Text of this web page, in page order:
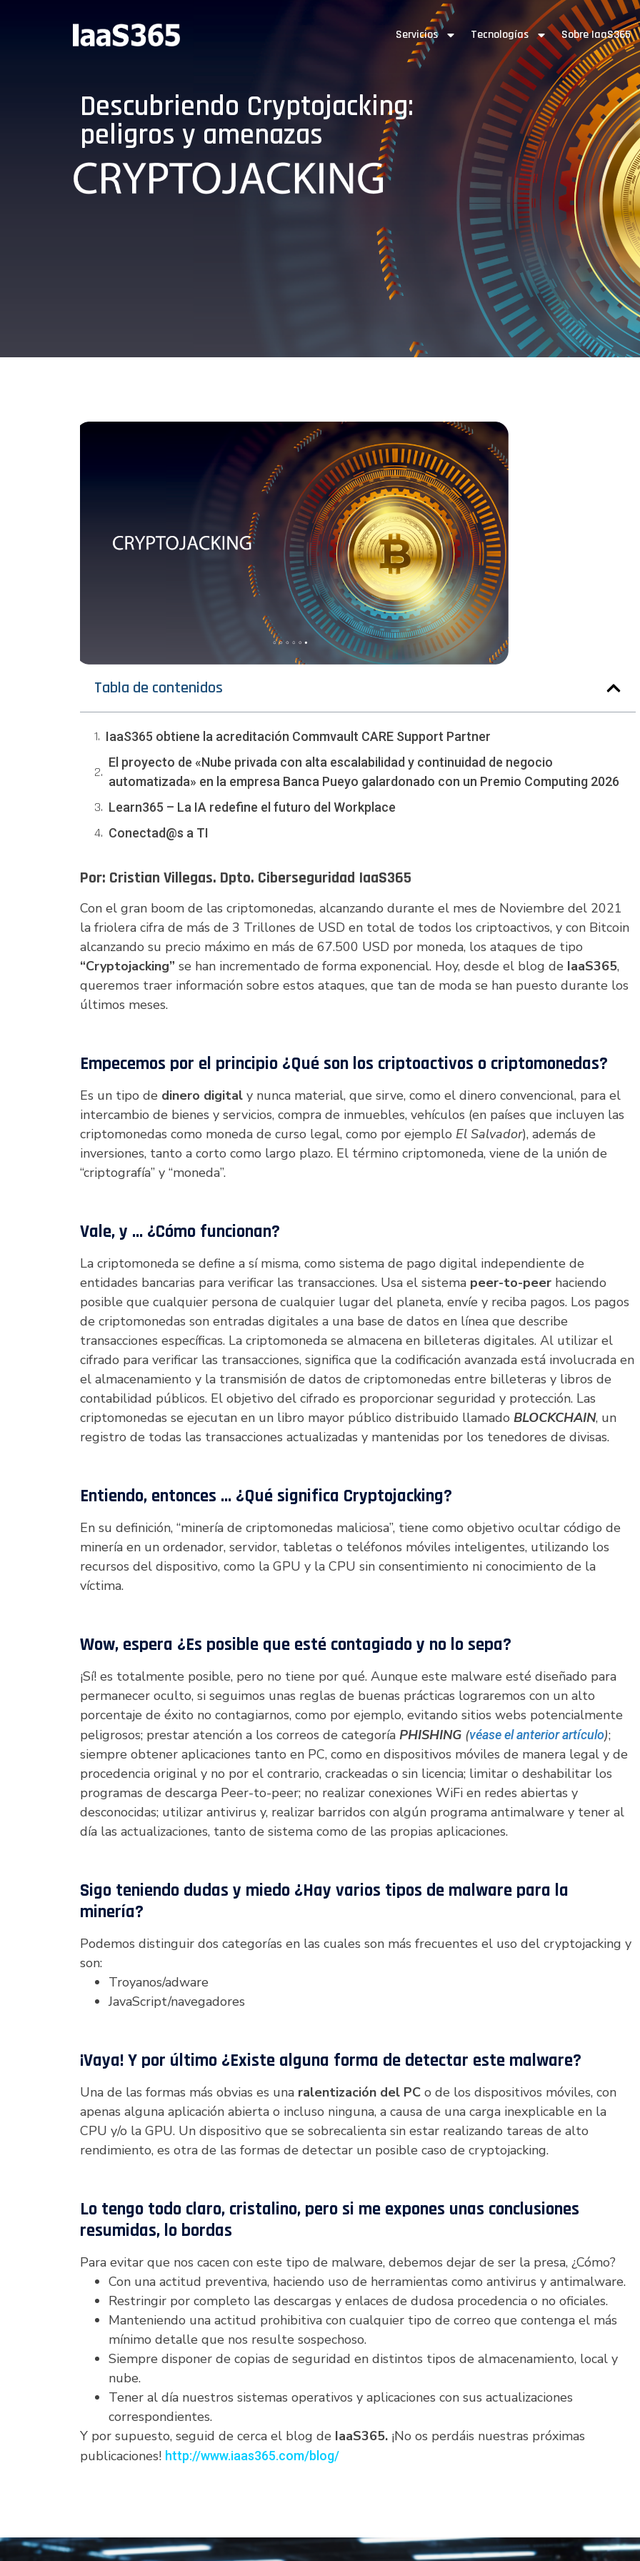
Servicios Tecnologías Sobre IaaS365
Descubriendo Cryptojacking:
peligros y amenazas
Tabla de contenidos
IaaS365 obtiene la acreditación Commvault CARE Support Partner
El proyecto de «Nube privada con alta escalabilidad y continuidad de negocio
automatizada» en la empresa Banca Pueyo galardonado con un Premio Computing 2026
Learn365 – La IA redefine el futuro del Workplace
Conectad@s a TI
Por: Cristian Villegas. Dpto. Ciberseguridad IaaS365
Con el gran boom de las criptomonedas, alcanzando durante el mes de Noviembre del 2021
la friolera cifra de más de 3 Trillones de USD en total de todos los criptoactivos, y con Bitcoin
alcanzando su precio máximo en más de 67.500 USD por moneda, los ataques de tipo
“Cryptojacking” se han incrementado de forma exponencial. Hoy, desde el blog de IaaS365,
queremos traer información sobre estos ataques, que tan de moda se han puesto durante los
últimos meses.
Empecemos por el principio ¿Qué son los criptoactivos o criptomonedas?
Es un tipo de dinero digital y nunca material, que sirve, como el dinero convencional, para el
intercambio de bienes y servicios, compra de inmuebles, vehículos (en países que incluyen las
criptomonedas como moneda de curso legal, como por ejemplo El Salvador), además de
inversiones, tanto a corto como largo plazo. El término criptomoneda, viene de la unión de
“criptografía” y “moneda”.
Vale, y … ¿Cómo funcionan?
La criptomoneda se define a sí misma, como sistema de pago digital independiente de
entidades bancarias para verificar las transacciones. Usa el sistema peer-to-peer haciendo
posible que cualquier persona de cualquier lugar del planeta, envíe y reciba pagos. Los pagos
de criptomonedas son entradas digitales a una base de datos en línea que describe
transacciones específicas. La criptomoneda se almacena en billeteras digitales. Al utilizar el
cifrado para verificar las transacciones, significa que la codificación avanzada está involucrada en
el almacenamiento y la transmisión de datos de criptomonedas entre billeteras y libros de
contabilidad públicos. El objetivo del cifrado es proporcionar seguridad y protección. Las
criptomonedas se ejecutan en un libro mayor público distribuido llamado BLOCKCHAIN, un
registro de todas las transacciones actualizadas y mantenidas por los tenedores de divisas.
Entiendo, entonces … ¿Qué significa Cryptojacking?
En su definición, “minería de criptomonedas maliciosa”, tiene como objetivo ocultar código de
minería en un ordenador, servidor, tabletas o teléfonos móviles inteligentes, utilizando los
recursos del dispositivo, como la GPU y la CPU sin consentimiento ni conocimiento de la
víctima.
Wow, espera ¿Es posible que esté contagiado y no lo sepa?
¡Sí! es totalmente posible, pero no tiene por qué. Aunque este malware esté diseñado para
permanecer oculto, si seguimos unas reglas de buenas prácticas lograremos con un alto
porcentaje de éxito no contagiarnos, como por ejemplo, evitando sitios webs potencialmente
peligrosos; prestar atención a los correos de categoría PHISHING (véase el anterior artículo);
siempre obtener aplicaciones tanto en PC, como en dispositivos móviles de manera legal y de
procedencia original y no por el contrario, crackeadas o sin licencia; limitar o deshabilitar los
programas de descarga Peer-to-peer; no realizar conexiones WiFi en redes abiertas y
desconocidas; utilizar antivirus y, realizar barridos con algún programa antimalware y tener al
día las actualizaciones, tanto de sistema como de las propias aplicaciones.
Sigo teniendo dudas y miedo ¿Hay varios tipos de malware para la
minería?
Podemos distinguir dos categorías en las cuales son más frecuentes el uso del cryptojacking y
son:
Troyanos/adware
JavaScript/navegadores
¡Vaya! Y por último ¿Existe alguna forma de detectar este malware?
Una de las formas más obvias es una ralentización del PC o de los dispositivos móviles, con
apenas alguna aplicación abierta o incluso ninguna, a causa de una carga inexplicable en la
CPU y/o la GPU. Un dispositivo que se sobrecalienta sin estar realizando tareas de alto
rendimiento, es otra de las formas de detectar un posible caso de cryptojacking.
Lo tengo todo claro, cristalino, pero si me expones unas conclusiones
resumidas, lo bordas
Para evitar que nos cacen con este tipo de malware, debemos dejar de ser la presa, ¿Cómo?
Con una actitud preventiva, haciendo uso de herramientas como antivirus y antimalware.
Restringir por completo las descargas y enlaces de dudosa procedencia o no oficiales.
Manteniendo una actitud prohibitiva con cualquier tipo de correo que contenga el más
mínimo detalle que nos resulte sospechoso.
Siempre disponer de copias de seguridad en distintos tipos de almacenamiento, local y
nube.
Tener al día nuestros sistemas operativos y aplicaciones con sus actualizaciones
correspondientes.
Y por supuesto, seguid de cerca el blog de IaaS365. ¡No os perdáis nuestras próximas
publicaciones! http://www.iaas365.com/blog/